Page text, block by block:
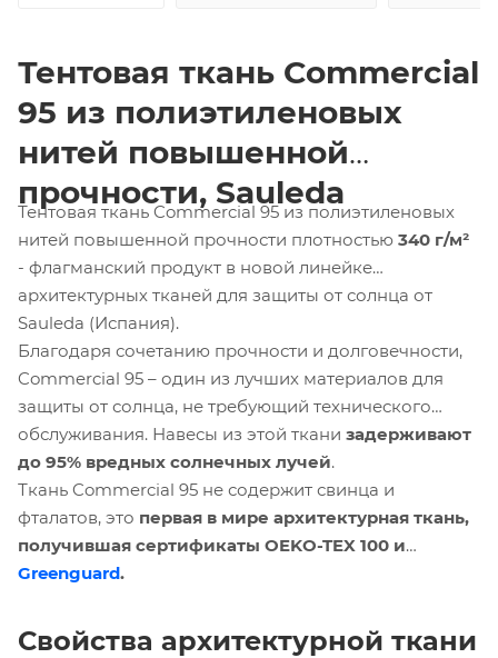
Тентовая ткань Commercial
95 из полиэтиленовых
нитей повышенной
прочности, Sauleda
Тентовая ткань Commercial 95 из полиэтиленовых
нитей повышенной прочности плотностью 340 г/м²
- флагманский продукт в новой линейке
архитектурных тканей для защиты от солнца от
Sauleda (Испания).
Благодаря сочетанию прочности и долговечности,
Commercial 95 – один из лучших материалов для
защиты от солнца, не требующий технического
обслуживания. Навесы из этой ткани задерживают
до 95% вредных солнечных лучей.
Ткань Commercial 95 не содержит свинца и
фталатов, это первая в мире архитектурная ткань,
получившая сертификаты OEKO-TEX 100 и
Greenguard.
Свойства архитектурной ткани